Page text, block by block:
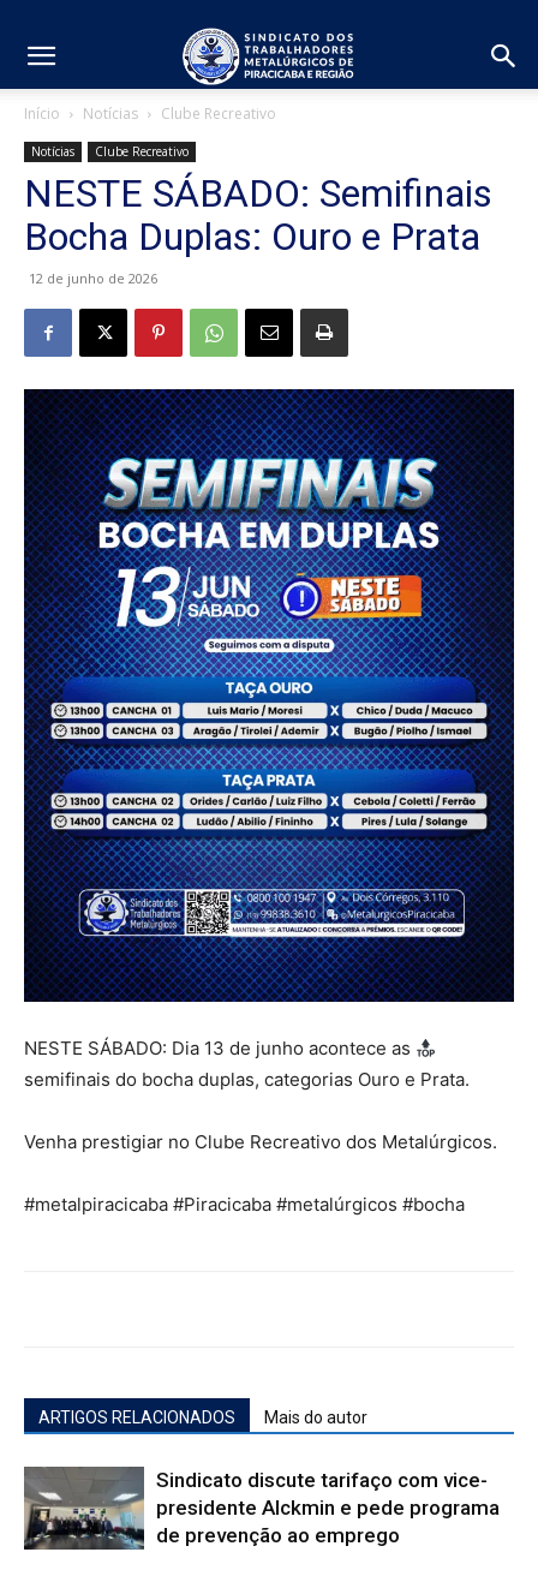
Início Notícias Clube Recreativo
Notícias Clube Recreativo
NESTE SÁBADO: Semifinais
Bocha Duplas: Ouro e Prata
12 de junho de 2026
NESTE SÁBADO: Dia 13 de junho acontece as
semifinais do bocha duplas, categorias Ouro e Prata.
Venha prestigiar no Clube Recreativo dos Metalúrgicos.
#metalpiracicaba #Piracicaba #metalúrgicos #bocha
ARTIGOS RELACIONADOS Mais do autor
Sindicato discute tarifaço com vice-
presidente Alckmin e pede programa
de prevenção ao emprego